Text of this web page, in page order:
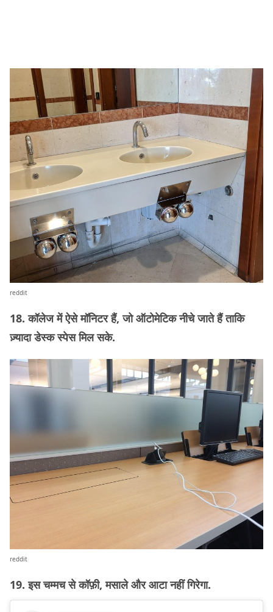
reddit
18. कॉलेज में ऐसे मॉनिटर हैं, जो ऑटोमेटिक नीचे जाते हैं ताकि
ज़्यादा डेस्क स्पेस मिल सके.
reddit
19. इस चम्मच से कॉफ़ी, मसाले और आटा नहीं गिरेगा.